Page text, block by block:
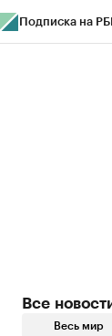
Подписка на
Все
Весь мир